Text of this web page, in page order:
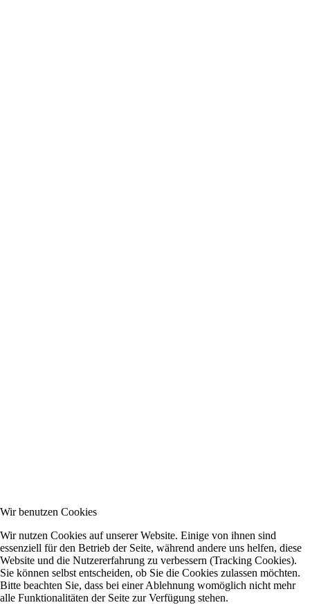
Wir benutzen Cookies
Wir nutzen Cookies auf unserer Website. Einige von ihnen sind
essenziell für den Betrieb der Seite, während andere uns helfen, diese
Website und die Nutzererfahrung zu verbessern (Tracking Cookies).
Sie können selbst entscheiden, ob Sie die Cookies zulassen möchten.
Bitte beachten Sie, dass bei einer Ablehnung womöglich nicht mehr
alle Funktionalitäten der Seite zur Verfügung stehen.